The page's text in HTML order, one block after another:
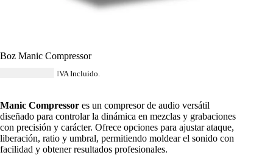
Boz Manic Compressor
IVA Incluido.
Manic Compressor es un compresor de audio versátil
diseñado para controlar la dinámica en mezclas y grabaciones
con precisión y carácter. Ofrece opciones para ajustar ataque,
liberación, ratio y umbral, permitiendo moldear el sonido con
facilidad y obtener resultados profesionales.